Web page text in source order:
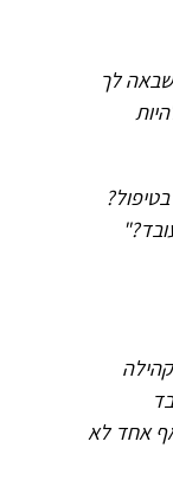
לך
אחד לא